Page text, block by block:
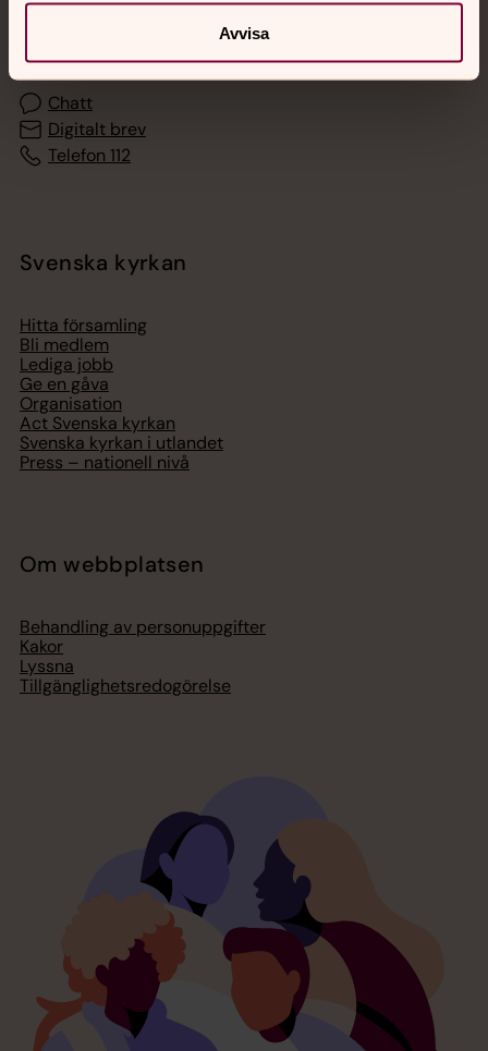
Avvisa
Akut samtals- och krisstöd. Prata eller chatta anonymt
med en präst på kvällar och nätter.
Chatt
Digitalt brev
Telefon 112
Svenska kyrkan
Hitta församling
Bli medlem
Lediga jobb
Ge en gåva
Organisation
Act Svenska kyrkan
Svenska kyrkan i utlandet
Press – nationell nivå
Om webbplatsen
Behandling av personuppgifter
Kakor
Lyssna
Tillgänglighetsredogörelse